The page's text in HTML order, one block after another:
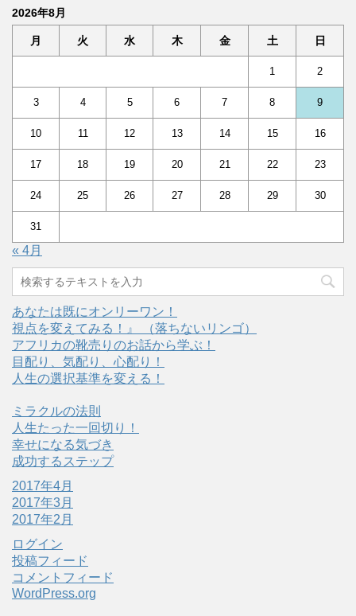
2026年8月
月 火 水 木 金 土 日
1 2
3 4 5 6 7 8 9
10 11 12 13 14 15 16
17 18 19 20 21 22 23
24 25 26 27 28 29 30
31
« 4月
あなたは既にオンリーワン！
視点を変えてみる！』 （落ちないリンゴ）
アフリカの靴売りのお話から学ぶ！
目配り、気配り、心配り！
人生の選択基準を変える！
ミラクルの法則
人生たった一回切り！
幸せになる気づき
成功するステップ
2017年4月
2017年3月
2017年2月
ログイン
投稿フィード
コメントフィード
WordPress.org